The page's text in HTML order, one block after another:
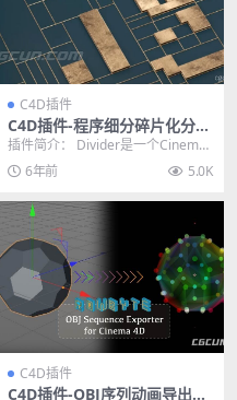
C4D插件
C4D插件-程序细分碎片化分割
器插件DIVIDER Plugin 中文
汉化版
插件简介： Divider是一个Cinema
4D插件，可按程序在Cinema ...
6年前 5.0K
C4D插件
C4D插件-OBJ序列动画导出插